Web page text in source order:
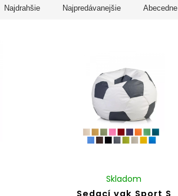
Najdrahšie Najpredávanejšie Abecedne
Skladom